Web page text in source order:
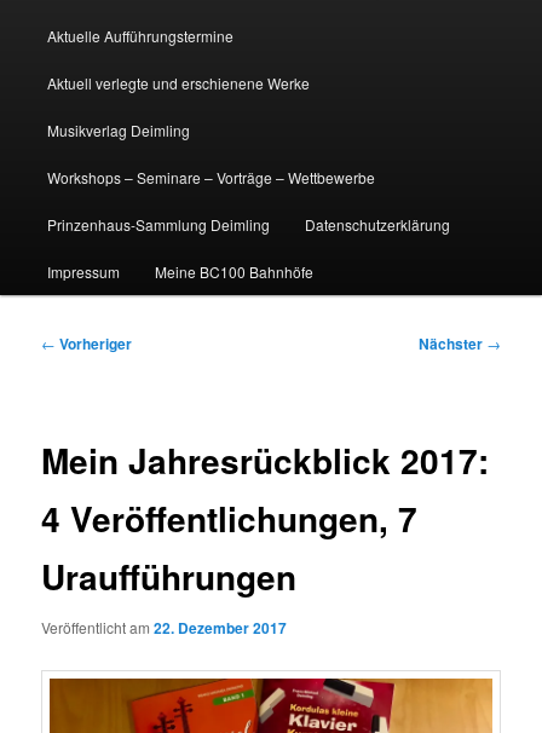
Aktuelle Aufführungstermine
Aktuell verlegte und erschienene Werke
Musikverlag Deimling
Workshops – Seminare – Vorträge – Wettbewerbe
Prinzenhaus-Sammlung Deimling Datenschutzerklärung
Impressum Meine BC100 Bahnhöfe
Beitragsnavigation
← Vorheriger Nächster →
Mein Jahresrückblick 2017:
4 Veröffentlichungen, 7
Uraufführungen
Veröffentlicht am22. Dezember 2017